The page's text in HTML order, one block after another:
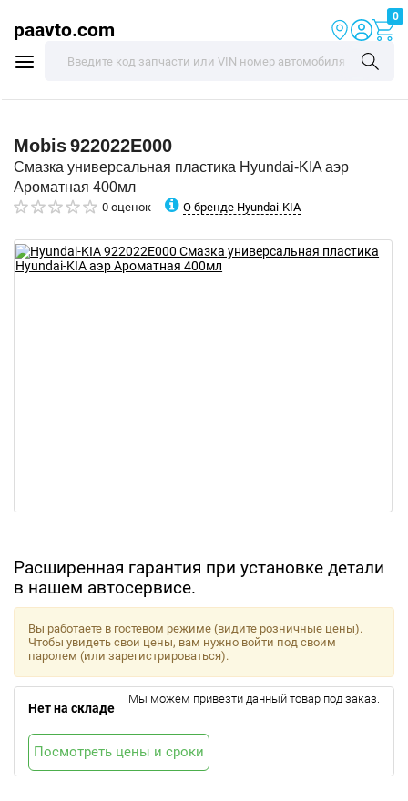
paavto.com
0
Mobis922022E000
Смазка универсальная пластика Hyundai-KIA аэр
Ароматная 400мл
0 оценок О бренде Hyundai-KIA
Расширенная гарантия при установке детали
в нашем автосервисе.
Вы работаете в гостевом режиме (видите розничные цены).
Чтобы увидеть свои цены, вам нужно войти под своим
паролем (или зарегистрироваться).
Нет на складе
Мы можем привезти данный товар под заказ.
Посмотреть цены и сроки